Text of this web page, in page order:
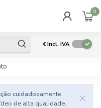
0
€Incl. IVA
cuidadosamente
de alta qualidade.